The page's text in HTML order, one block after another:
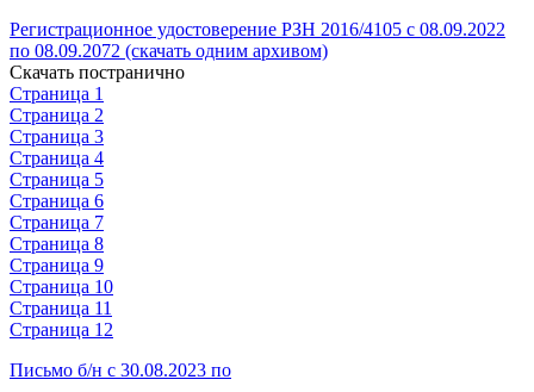
Регистрационное удостоверение РЗН 2016/4105 с 08.09.2022
по 08.09.2072 (скачать одним архивом)
Скачать постранично
Страница 1
Страница 2
Страница 3
Страница 4
Страница 5
Страница 6
Страница 7
Страница 8
Страница 9
Страница 10
Страница 11
Страница 12
Письмо б/н с 30.08.2023 по